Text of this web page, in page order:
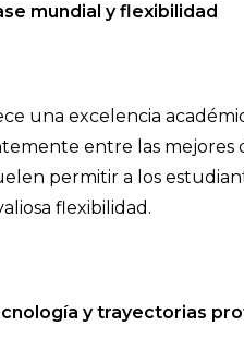
mundial y flexibilidad
una excelencia
entre las mejores
permitir a los
flexibilidad.
y trayectorias